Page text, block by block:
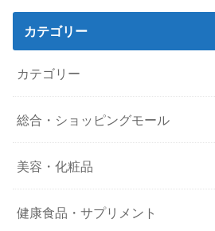
カテゴリー
カテゴリー
総合・ショッピングモール
美容・化粧品
健康食品・サプリメント